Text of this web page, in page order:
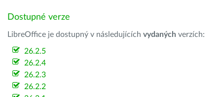
Dostupné verze
LibreOffice je dostupný v následujících vydaných verzích:
26.2.5
26.2.4
26.2.3
26.2.2